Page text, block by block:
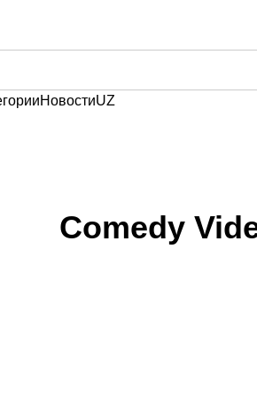
НовостиUZ
Comedy